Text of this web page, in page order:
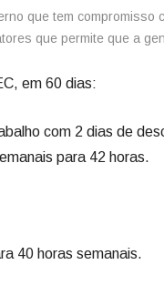
que tem compromisso
que permite que a
em 60 dias:
com 2 dias de
para 42 horas.
40 horas semanais.